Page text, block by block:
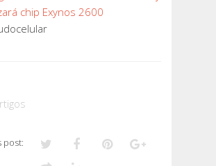
chip Exynos 2600
post: